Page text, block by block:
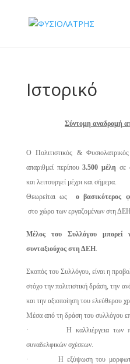
Ιστορικό
Σύντομη αναδρομή
Ο Πολιτιστικός &
απαριθμεί περίπου3.500 μέλη σε
και λειτουργεί μέχρι και σήμερα.
Θεωρείται ως ο βασικότερος
στο χώρο των εργαζομένων στη
Μέλος του Συλλόγου μπορεί
συνταξιούχος στη ΔΕΗ.
Σκοπός του Συλλόγου, είναι η
στόχο την πολιτιστική δράση, την
και την αξιοποίηση του ελεύθερου
Μέσα από τη δράση του συλλόγου
· Η καλλιέργεια των
συναδελφικών σχέσεων.
· Η εξύψωση του μορφωτικού